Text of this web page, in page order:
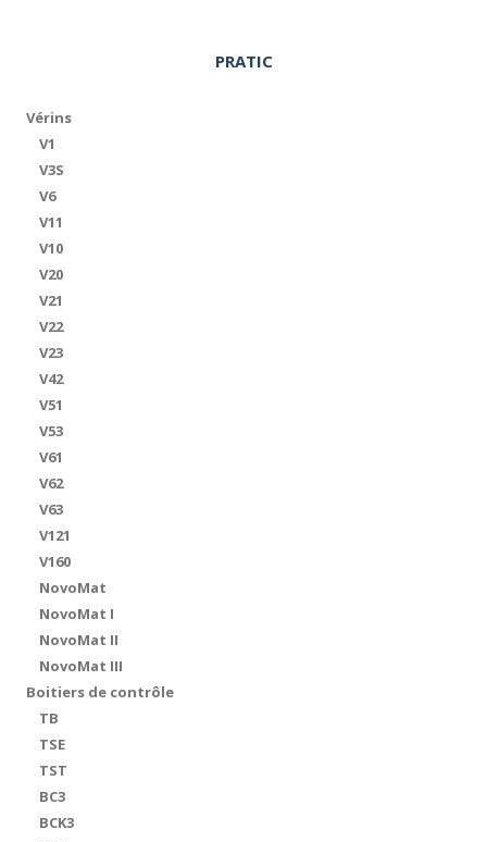
PRATIC
Vérins
V1
V3S
V6
V11
V10
V20
V21
V22
V23
V42
V51
V53
V61
V62
V63
V121
V160
NovoMat
NovoMat I
NovoMat II
NovoMat III
Boitiers de contrôle
TB
TSE
TST
BC3
BCK3